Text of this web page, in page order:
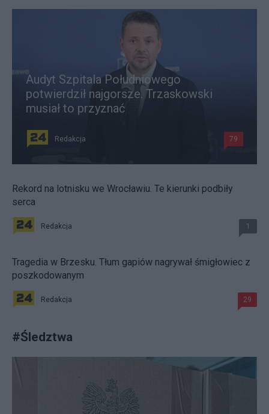
Audyt Szpitala Południowego
potwierdził najgorsze. Trzaskowski
musiał to przyznać
Redakcja 79
Rekord na lotnisku we Wrocławiu. Te kierunki podbiły
serca
Redakcja 1
Tragedia w Brzesku. Tłum gapiów nagrywał śmigłowiec z
poszkodowanym
Redakcja 29
#Śledztwa